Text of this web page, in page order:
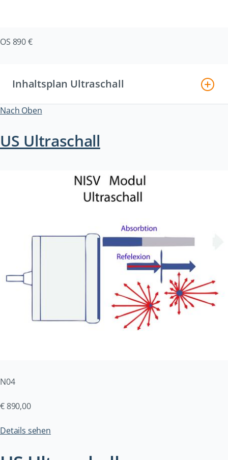
OS 890 €
Inhaltsplan Ultraschall
Nach Oben
US Ultraschall
N04
€890,00
Details sehen